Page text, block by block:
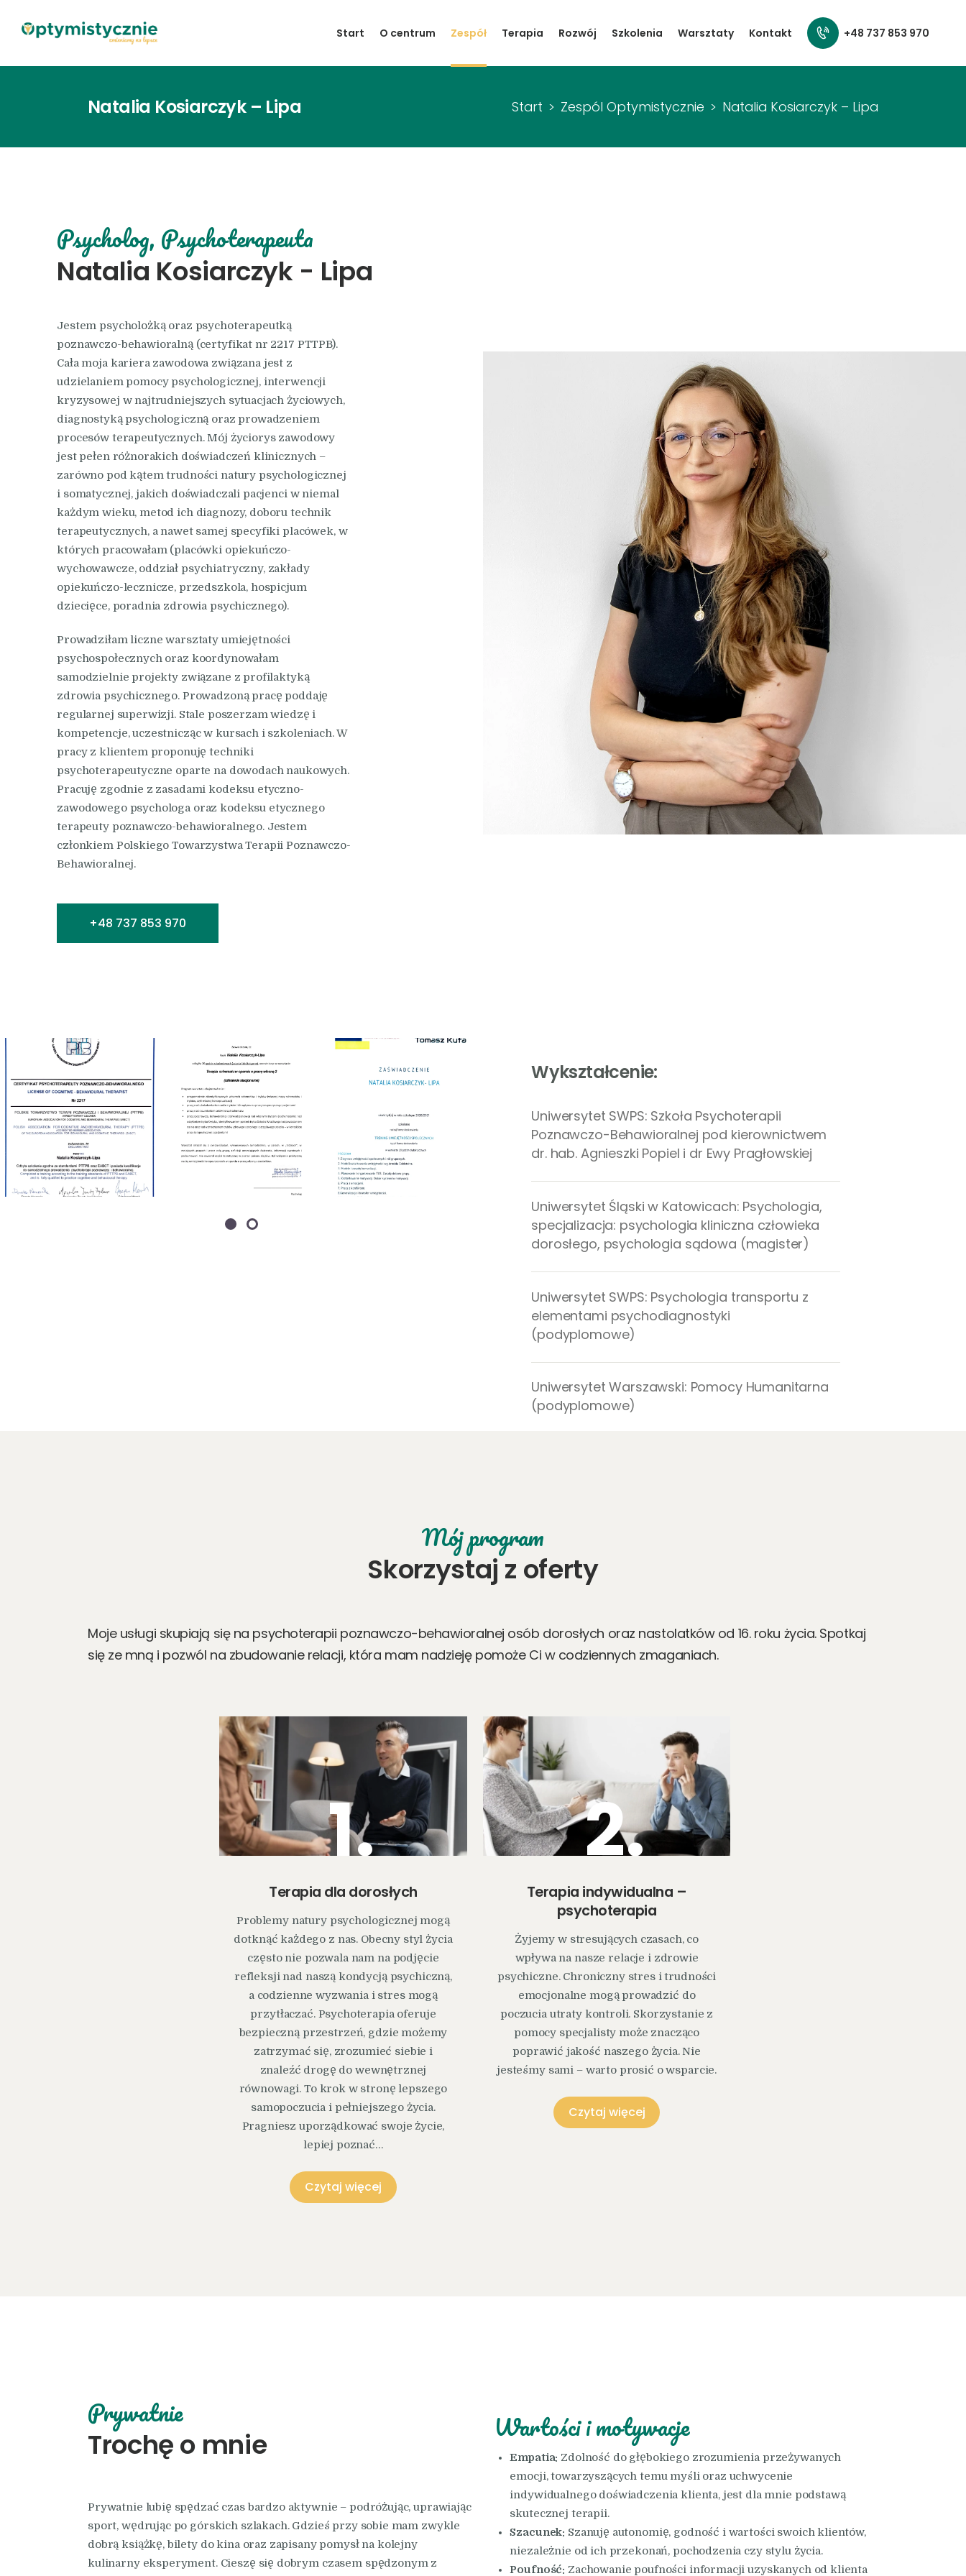
Start O centrum Zespół Terapia Rozwój Szkolenia Warsztaty Kontakt +48 737 853 970
Natalia Kosiarczyk – Lipa Start Zespól Optymistycznie Natalia Kosiarczyk – Lipa
Kontakt
Psycholog, Psychoterapeuta
Natalia Kosiarczyk - Lipa
Jestem psycholożką oraz psychoterapeutką
poznawczo-behawioralną (certyfikat nr 2217 PTTPB).
Cała moja kariera zawodowa związana jest z
udzielaniem pomocy psychologicznej, interwencji
kryzysowej w najtrudniejszych sytuacjach życiowych,
diagnostyką psychologiczną oraz prowadzeniem
procesów terapeutycznych. Mój życiorys zawodowy
jest pełen różnorakich doświadczeń klinicznych –
zarówno pod kątem trudności natury psychologicznej
i somatycznej, jakich doświadczali pacjenci w niemal
każdym wieku, metod ich diagnozy, doboru technik
terapeutycznych, a nawet samej specyfiki placówek, w
których pracowałam (placówki opiekuńczo-
wychowawcze, oddział psychiatryczny, zakłady
opiekuńczo-lecznicze, przedszkola, hospicjum
dziecięce, poradnia zdrowia psychicznego).
Prowadziłam liczne warsztaty umiejętności
psychospołecznych oraz koordynowałam
samodzielnie projekty związane z profilaktyką
zdrowia psychicznego. Prowadzoną pracę poddaję
regularnej superwizji. Stale poszerzam wiedzę i
kompetencje, uczestnicząc w kursach i szkoleniach. W
pracy z klientem proponuję techniki
psychoterapeutyczne oparte na dowodach naukowych.
Pracuję zgodnie z zasadami kodeksu etyczno-
zawodowego psychologa oraz kodeksu etycznego
terapeuty poznawczo-behawioralnego. Jestem
członkiem Polskiego Towarzystwa Terapii Poznawczo-
Behawioralnej.
+48 737 853 970
Wykształcenie:
Uniwersytet SWPS: Szkoła Psychoterapii
Poznawczo-Behawioralnej pod kierownictwem
dr. hab. Agnieszki Popiel i dr Ewy Pragłowskiej
Uniwersytet Śląski w Katowicach: Psychologia,
specjalizacja: psychologia kliniczna człowieka
dorosłego, psychologia sądowa (magister)
Uniwersytet SWPS: Psychologia transportu z
elementami psychodiagnostyki
(podyplomowe)
Uniwersytet Warszawski: Pomocy Humanitarna
(podyplomowe)
Mój program
Skorzystaj z oferty
Moje usługi skupiają się na psychoterapii poznawczo-behawioralnej osób dorosłych oraz nastolatków od 16. roku życia. Spotkaj
się ze mną i pozwól na zbudowanie relacji, która mam nadzieję pomoże Ci w codziennych zmaganiach.
1.
Terapia dla dorosłych
Problemy natury psychologicznej mogą
dotknąć każdego z nas. Obecny styl życia
często nie pozwala nam na podjęcie
refleksji nad naszą kondycją psychiczną,
a codzienne wyzwania i stres mogą
przytłaczać. Psychoterapia oferuje
bezpieczną przestrzeń, gdzie możemy
zatrzymać się, zrozumieć siebie i
znaleźć drogę do wewnętrznej
równowagi. To krok w stronę lepszego
samopoczucia i pełniejszego życia.
Pragniesz uporządkować swoje życie,
lepiej poznać…
Czytaj więcej
2.
Terapia indywidualna –
psychoterapia
Żyjemy w stresujących czasach, co
wpływa na nasze relacje i zdrowie
psychiczne. Chroniczny stres i trudności
emocjonalne mogą prowadzić do
poczucia utraty kontroli. Skorzystanie z
pomocy specjalisty może znacząco
poprawić jakość naszego życia. Nie
jesteśmy sami – warto prosić o wsparcie.
Czytaj więcej
Prywatnie
Trochę o mnie
Prywatnie lubię spędzać czas bardzo aktywnie – podróżując, uprawiając
sport, wędrując po górskich szlakach. Gdzieś przy sobie mam zwykle
dobrą książkę, bilety do kina oraz zapisany pomysł na kolejny
kulinarny eksperyment. Cieszę się dobrym czasem spędzonym z
Wartości i motywacje
Empatia: Zdolność do głębokiego zrozumienia przeżywanych
emocji, towarzyszących temu myśli oraz uchwycenie
indywidualnego doświadczenia klienta, jest dla mnie podstawą
skutecznej terapii.
Szacunek: Szanuję autonomię, godność i wartości swoich klientów,
niezależnie od ich przekonań, pochodzenia czy stylu życia.
Poufność: Zachowanie poufności informacji uzyskanych od klienta